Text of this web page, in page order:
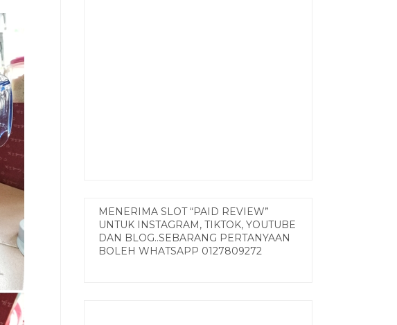
MENERIMA SLOT “PAID REVIEW”
UNTUK INSTAGRAM, TIKTOK, YOUTUBE
DAN BLOG..SEBARANG PERTANYAAN
BOLEH WHATSAPP 0127809272